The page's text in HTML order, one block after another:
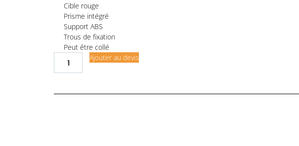
Cible rouge
Prisme intégré
Support ABS
Trous de fixation
Peut être collé
Ajouter au devis